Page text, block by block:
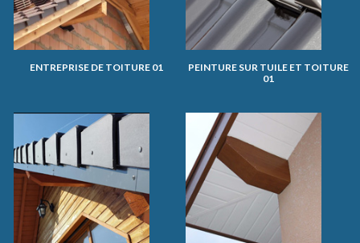
ENTREPRISE DE TOITURE 01
PEINTURE SUR TUILE ET TOITURE
01